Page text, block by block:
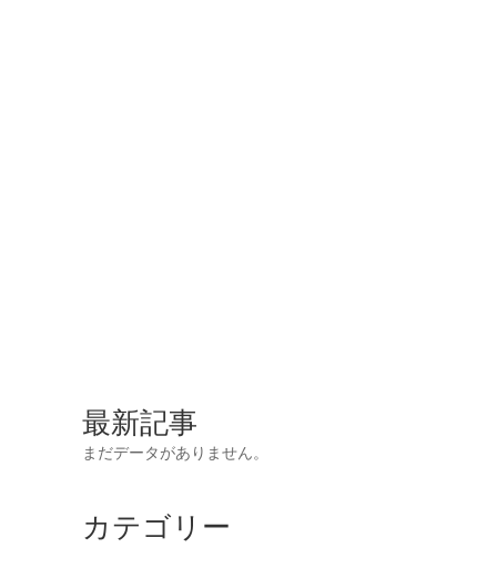
最新記事
まだデータがありません。
カテゴリー